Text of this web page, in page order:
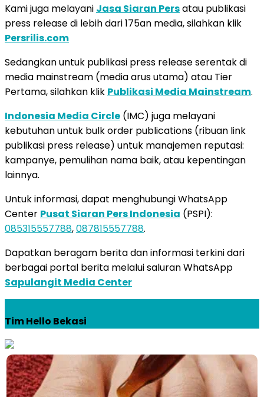
Kami juga melayani Jasa Siaran Persatau publikasi
press release di lebih dari 175an media, silahkan klik
Persrilis.com
Sedangkan untuk publikasi press release serentak di
media mainstream (media arus utama) atau Tier
Pertama, silahkan klik Publikasi Media Mainstream.
Indonesia Media Circle (IMC) juga melayani
kebutuhan untuk bulk order publications (ribuan link
publikasi press release) untuk manajemen reputasi:
kampanye, pemulihan nama baik, atau kepentingan
lainnya.
Untuk informasi, dapat menghubungi WhatsApp
Center Pusat Siaran Pers Indonesia (PSPI):
085315557788,087815557788.
Dapatkan beragam berita dan informasi terkini dari
berbagai portal berita melalui saluran WhatsApp
Sapulangit Media Center
Tim Hello Bekasi